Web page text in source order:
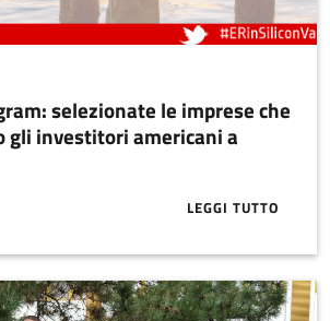
selezionate le imprese che
gli investitori americani a
LEGGI TUTTO
ABOUT